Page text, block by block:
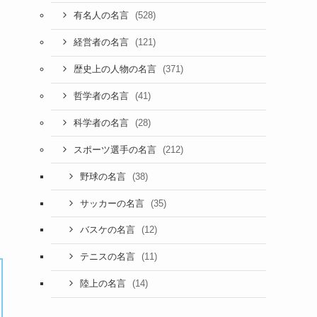
有名人の名言 (528)
経営者の名言 (121)
歴史上の人物の名言 (371)
哲学者の名言 (41)
科学者の名言 (28)
スポーツ選手の名言 (212)
野球の名言 (38)
サッカーの名言 (35)
バスケの名言 (12)
テニスの名言 (11)
陸上の名言 (14)